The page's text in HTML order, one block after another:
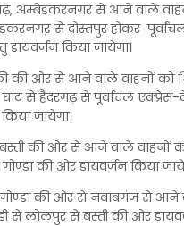
अम्बेडकरनगर से आने वाले
से दोस्तपुर होकर
डायवर्जन किया जायेगा।
की ओर से आने वाले वाहनों को
घाट से हैदरगढ़ से पूर्वाचल
जायेगा।
की ओर से आने वाले वाहनों
की ओर डायवर्जन किया
की ओर से नवाबगंज से आने
से लोलपुर से बस्ती की ओर